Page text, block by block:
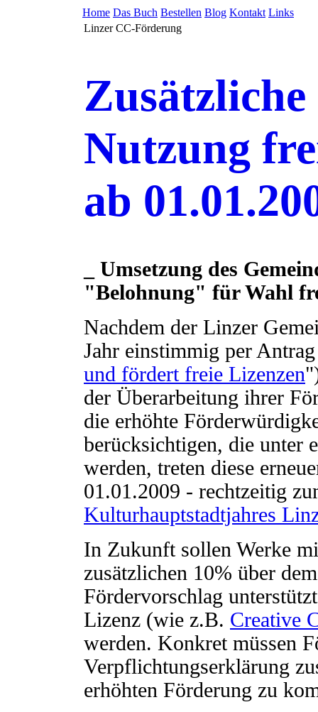
Home Das Buch Bestellen Blog Kontakt Links
Linzer CC-Förderung
Nutzung
ab
_ Umsetzung des
"Belohnung" für Wahl
Nachdem der Linzer
Jahr einstimmig per
und fördert freie Lizenzen
der Überarbeitung ihrer
die erhöhte
berücksichtigen, die unter
werden, treten diese
01.01.2009 - rechtzeitig
Kulturhauptstadtjahres
In Zukunft sollen Werke
zusätzlichen 10% über
Fördervorschlag
Lizenz (wie z.B. Creative
werden. Konkret müssen
Verpflichtungserklärung
erhöhten Förderung zu